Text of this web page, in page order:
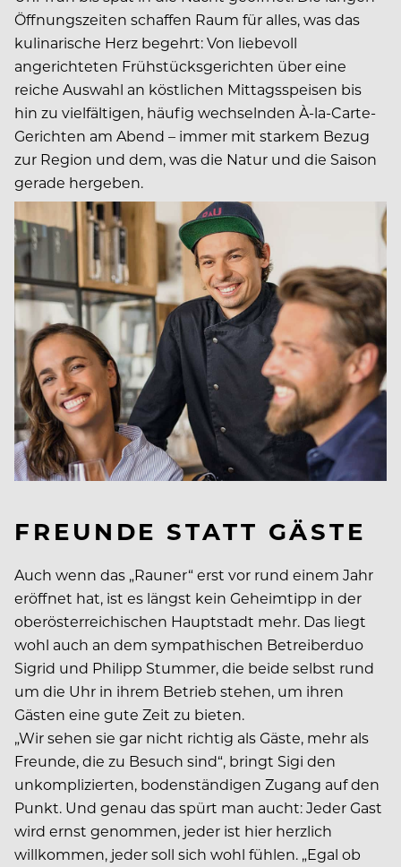
Öffnungszeiten schaffen Raum für alles, was das
kulinarische Herz begehrt: Von liebevoll
angerichteten Frühstücksgerichten über eine
reiche Auswahl an köstlichen Mittagsspeisen bis
hin zu vielfältigen, häufig wechselnden À-la-Carte-
Gerichten am Abend – immer mit starkem Bezug
zur Region und dem, was die Natur und die Saison
gerade hergeben.
FREUNDE STATT GÄSTE
Auch wenn das „Rauner“ erst vor rund einem Jahr
eröffnet hat, ist es längst kein Geheimtipp in der
oberösterreichischen Hauptstadt mehr. Das liegt
wohl auch an dem sympathischen Betreiberduo
Sigrid und Philipp Stummer, die beide selbst rund
um die Uhr in ihrem Betrieb stehen, um ihren
Gästen eine gute Zeit zu bieten.
„Wir sehen sie gar nicht richtig als Gäste, mehr als
Freunde, die zu Besuch sind“, bringt Sigi den
unkomplizierten, bodenständigen Zugang auf den
Punkt. Und genau das spürt man aucht: Jeder Gast
wird ernst genommen, jeder ist hier herzlich
willkommen, jeder soll sich wohl fühlen. „Egal ob